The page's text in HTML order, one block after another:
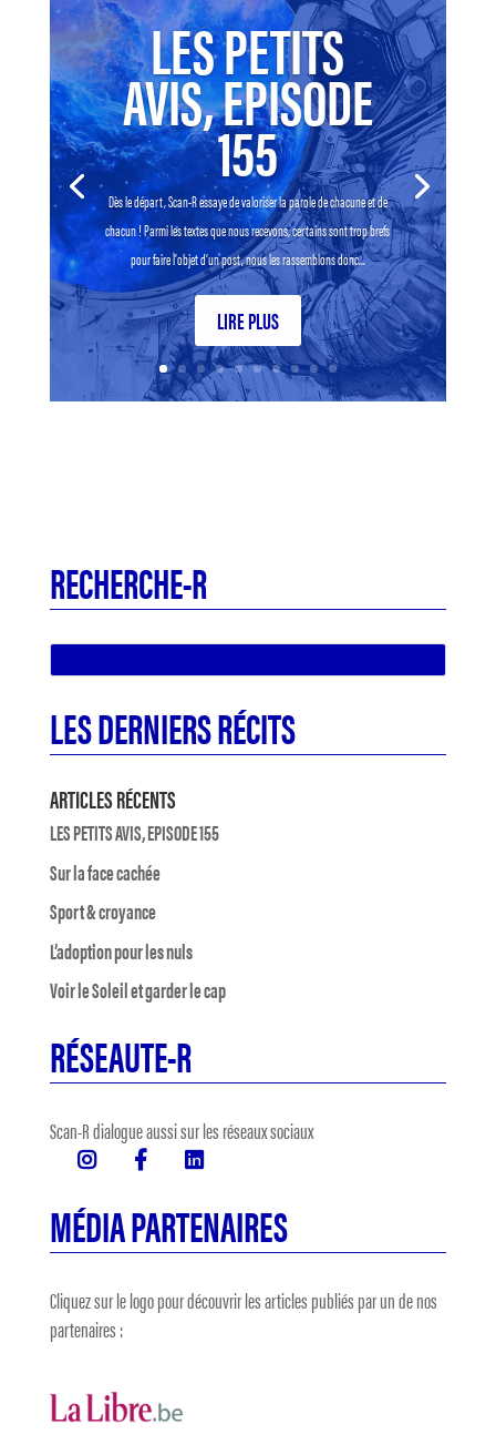
LES PETITS
AVIS, EPISODE
155
Dès le départ, Scan-R essaye de valoriser la parole de chacune et de
chacun ! Parmi les textes que nous recevons, certains sont trop brefs
pour faire l’objet d’un post, nous les rassemblons donc...
LIRE PLUS
RECHERCHE-R
LES DERNIERS RÉCITS
ARTICLES RÉCENTS
LES PETITS AVIS, EPISODE 155
Sur la face cachée
Sport & croyance
L’adoption pour les nuls
Voir le Soleil et garder le cap
RÉSEAUTE-R
Scan-R dialogue aussi sur les réseaux sociaux
MÉDIA PARTENAIRES
Cliquez sur le logo pour découvrir les articles publiés par un de nos
partenaires :